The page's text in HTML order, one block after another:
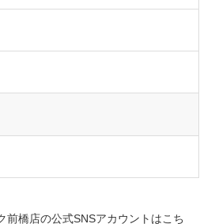
前橋店の公式SNSアカウントはこち